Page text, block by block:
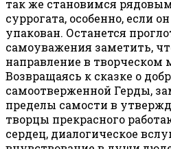
так же становимся
суррогата, особенно, если
упакован. Останется
самоуважения заметить,
направление в творческом
Возвращаясь к сказке о
самоотверженной Герды,
пределы самости в
творцы прекрасного
сердец, диалогическое